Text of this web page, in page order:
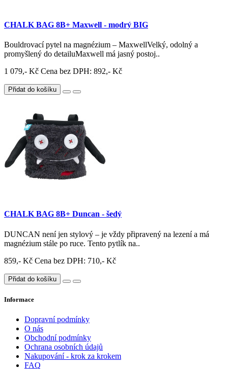
CHALK BAG 8B+ Maxwell - modrý BIG
Bouldrovací pytel na magnézium – MaxwellVelký, odolný a
promyšlený do detailuMaxwell má jasný postoj..
1 079,- Kč Cena bez DPH: 892,- Kč
Přidat do košíku
CHALK BAG 8B+ Duncan - šedý
DUNCAN není jen stylový – je vždy připravený na lezení a má
magnézium stále po ruce. Tento pytlík na..
859,- Kč Cena bez DPH: 710,- Kč
Přidat do košíku
Informace
Dopravní podmínky
O nás
Obchodní podmínky
Ochrana osobních údajů
Nakupování - krok za krokem
FAQ